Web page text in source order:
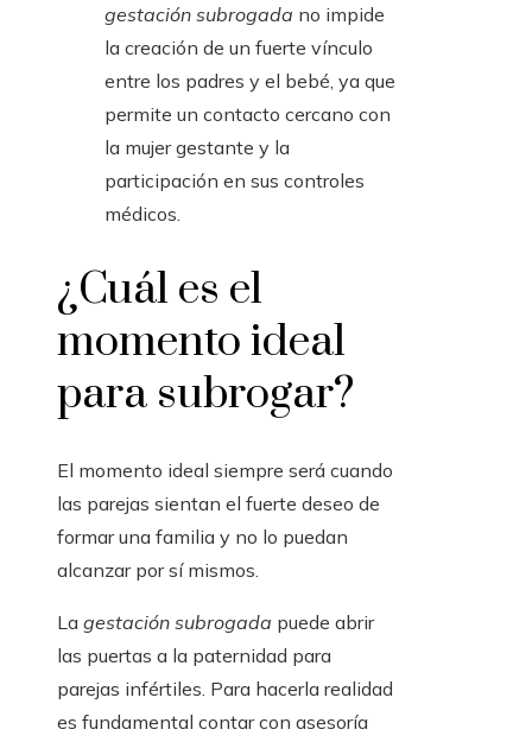
gestación subrogada no impide
la creación de un fuerte vínculo
entre los padres y el bebé, ya que
permite un contacto cercano con
la mujer gestante y la
participación en sus controles
médicos.
¿Cuál es el
momento ideal
para subrogar?
El momento ideal siempre será cuando
las parejas sientan el fuerte deseo de
formar una familia y no lo puedan
alcanzar por sí mismos.
La gestación subrogada puede abrir
las puertas a la paternidad para
parejas infértiles. Para hacerla realidad
es fundamental contar con asesoría